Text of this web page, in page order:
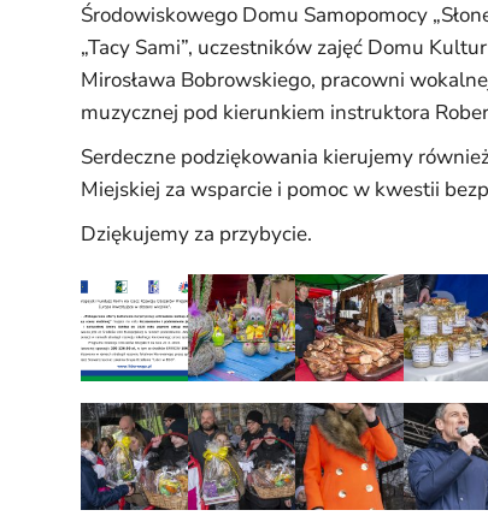
Środowiskowego Domu Samopomocy
„Tacy Sami”, uczestników zajęć Domu
Mirosława Bobrowskiego, pracowni
muzycznej pod kierunkiem instruktora
Serdeczne podziękowania kierujemy
Miejskiej za wsparcie i pomoc w kwestii
Dziękujemy za przybycie.